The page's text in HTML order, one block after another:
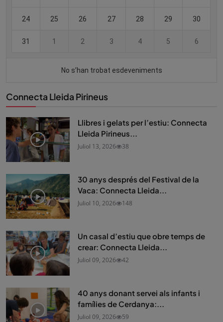
Connecta Lleida Pirineus
Llibres i gelats per l’estiu: Connecta
Lleida Pirineus...
Juliol 13, 2026 38
30 anys després del Festival de la
Vaca: Connecta Lleida...
Juliol 10, 2026 148
Un casal d’estiu que obre temps de
crear: Connecta Lleida...
Juliol 09, 2026 42
40 anys donant servei als infants i
famílies de Cerdanya:...
Juliol 09, 2026 59